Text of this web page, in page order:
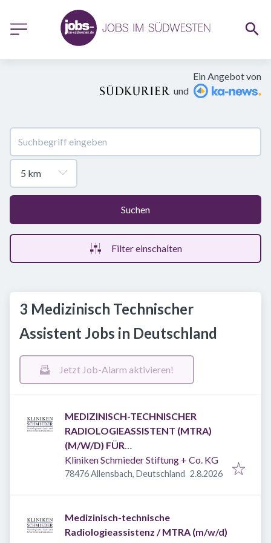
Ein Angebot von
und
Suchen
Filter einschalten
3 Medizinisch Technischer
Assistent Jobs in Deutschland
Jetzt Job-Alarm aktivieren!
MEDIZINISCH-TECHNISCHER
RADIOLOGIEASSISTENT (MTRA)
(M/W/D) FÜR
RUFBEREITSCHAFTSDIENSTE
Kliniken Schmieder Stiftung + Co. KG
78476 Allensbach, Deutschland Veröffentlicht
2.8.2026
Medizinisch-technische
Radiologieassistenz / MTRA (m/w/d)